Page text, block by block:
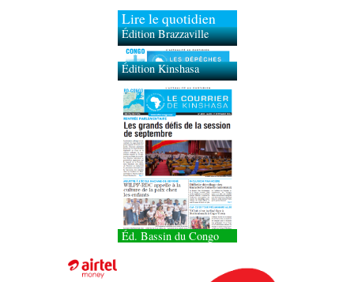
Lire le quotidien
Édition Brazzaville
Édition Kinshasa
Éd. Bassin du Congo